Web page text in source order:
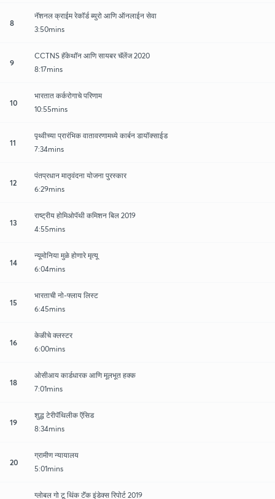
8
नॅशनल क्राईम रेकॉर्ड ब्युरो आणि ऑनलाईन सेवा
3:50mins
9
CCTNS हॅकेथॉन आणि सायबर चॅलेंज 2020
8:17mins
10
भारतात कर्करोगाचे परिणाम
10:55mins
11
पृथ्वीच्या प्रारंभिक वातावरणामध्ये कार्बन डायॉक्साईड
7:34mins
12
पंतप्रधान मातृवंदना योजना पुरस्कार
6:29mins
13
राष्ट्रीय होमिओपॅथी कमिशन बिल 2019
4:55mins
14
न्यूमोनिया मुळे होणारे मृत्यू
6:04mins
15
भारताची नो-फ्लाय लिस्ट
6:45mins
16
केळीचे क्लस्टर
6:00mins
18
ओसीआय कार्डधारक आणि मूलभूत हक्क
7:01mins
19
शुद्ध टेरीपॅथिलीक ऍसिड
8:34mins
20
ग्रामीण न्यायालय
5:01mins
ग्लोबल गो टू थिंक टॅंक इंडेक्स रिपोर्ट 2019